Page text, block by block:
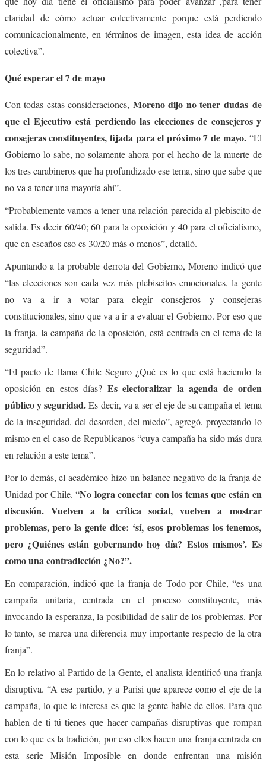
claridad de cómo actuar colectivamente porque está perdiendo
comunicacionalmente, en términos de imagen, esta idea de acción
colectiva”.
Qué esperar el 7 de mayo
Con todas estas consideraciones, Moreno dijo no tener dudas de
que el Ejecutivo está perdiendo las elecciones de consejeros y
consejeras constituyentes, fijada para el próximo 7 de mayo.“El
Gobierno lo sabe, no solamente ahora por el hecho de la muerte de
los tres carabineros que ha profundizado ese tema, sino que sabe que
no va a tener una mayoría ahí”.
“Probablemente vamos a tener una relación parecida al plebiscito de
salida. Es decir 60/40; 60 para la oposición y 40 para el oficialismo,
que en escaños eso es 30/20 más o menos”, detalló.
Apuntando a la probable derrota del Gobierno, Moreno indicó que
“las elecciones son cada vez más plebiscitos emocionales, la gente
no va a ir a votar para elegir consejeros y consejeras
constitucionales, sino que va a ir a evaluar el Gobierno. Por eso que
la franja, la campaña de la oposición, está centrada en el tema de la
seguridad”.
“El pacto de llama Chile Seguro ¿Qué es lo que está haciendo la
oposición en estos días? Es electoralizar la agenda de orden
público y seguridad.Es decir, va a ser el eje de su campaña el tema
de la inseguridad, del desorden, del miedo”, agregó, proyectando lo
mismo en el caso de Republicanos “cuya campaña ha sido más dura
en relación a este tema”.
Por lo demás, el académico hizo un balance negativo de la franja de
Unidad por Chile. “No logra conectar con los temas que están en
discusión. Vuelven a la crítica social, vuelven a mostrar
problemas, pero la gente dice: ‘sí, esos problemas los tenemos,
pero ¿Quiénes están gobernando hoy día? Estos mismos’. Es
como una contradicción ¿No?”.
En comparación, indicó que la franja de Todo por Chile, “es una
campaña unitaria, centrada en el proceso constituyente, más
invocando la esperanza, la posibilidad de salir de los problemas. Por
lo tanto, se marca una diferencia muy importante respecto de la otra
franja”.
En lo relativo al Partido de la Gente, el analista identificó una franja
disruptiva. “A ese partido, y a Parisi que aparece como el eje de la
campaña, lo que le interesa es que la gente hable de ellos. Para que
hablen de ti tú tienes que hacer campañas disruptivas que rompan
con lo que es la tradición, por eso ellos hacen una franja centrada en
esta serie Misión Imposible en donde enfrentan una misión